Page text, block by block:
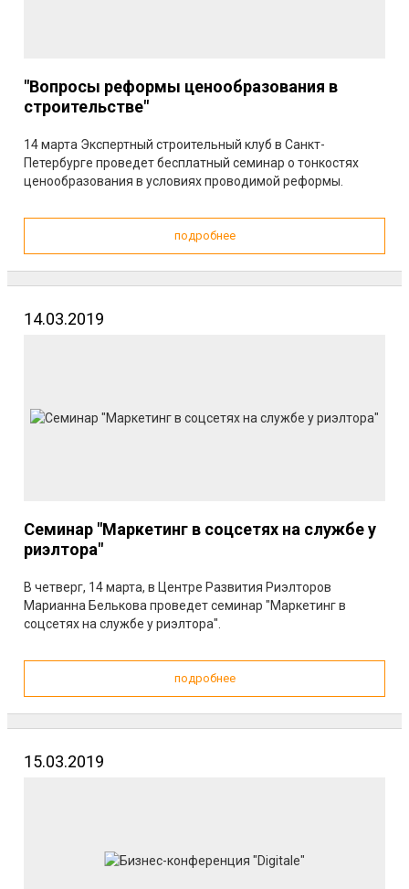
"Вопросы реформы ценообразования в
строительстве"
14 марта Экспертный строительный клуб в Санкт-
Петербурге проведет бесплатный семинар о тонкостях
ценообразования в условиях проводимой реформы.
подробнее
14.03.2019
Семинар "Маркетинг в соцсетях на службе у
риэлтора"
В четверг, 14 марта, в Центре Развития Риэлторов
Марианна Белькова проведет семинар "Маркетинг в
соцсетях на службе у риэлтора".
подробнее
15.03.2019